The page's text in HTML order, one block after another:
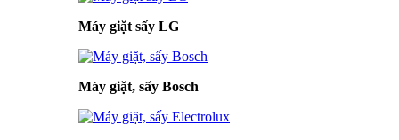
Máy giặt sấy LG
Máy giặt, sấy Bosch